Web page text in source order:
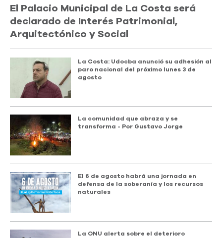
El Palacio Municipal de La Costa será
declarado de Interés Patrimonial,
Arquitectónico y Social
La Costa: Udocba anunció su adhesión al
paro nacional del próximo lunes 3 de
agosto
La comunidad que abraza y se
transforma - Por Gustavo Jorge
El 6 de agosto habrá una jornada en
defensa de la soberanía y los recursos
naturales
La ONU alerta sobre el deterioro